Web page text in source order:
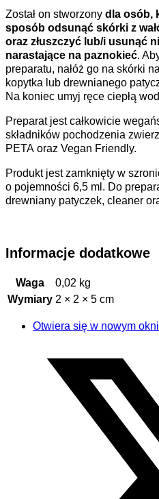
Został on stworzony dla osób,
sposób odsunąć skórki z
oraz złuszczyć lub/i usunąć
narastające na paznokieć.
preparatu, nałóż go na skórki
kopytka lub drewnianego
Na koniec umyj ręce ciepłą
Preparat jest całkowicie
składników pochodzenia
PETA oraz Vegan Friendly.
Produkt jest zamknięty w
o pojemności 6,5 ml. Do
drewniany patyczek, cleaner
Informacje dodatkowe
Waga
0,02 kg
Wymiary 2 × 2 × 5 cm
Otwiera się w nowym